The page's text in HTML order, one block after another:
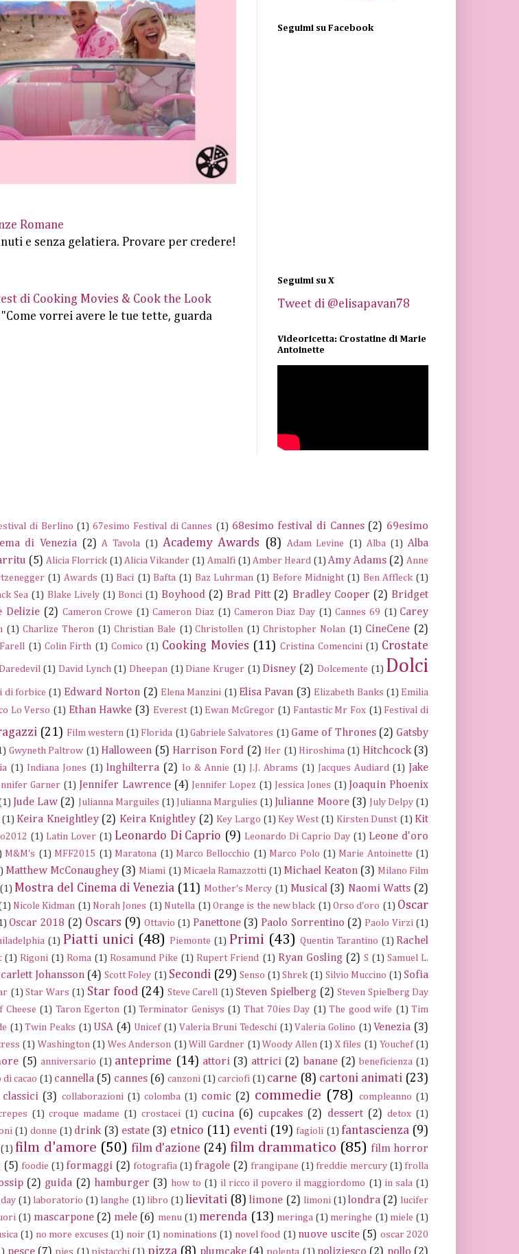
Romane
e senza gelatiera. Provare per credere!
di Cooking Movies & Cook the Look
"Come vorrei avere le tue tette, guarda
Seguimi su Facebook
Seguimi su X
Tweet di @elisapavan78
Videoricetta: Crostatine di Marie
Antoinette
di Berlino (1) 67esimo Festival di Cannes (1) 68esimo festival di Cannes (2) 69esimo
di Venezia (2) A Tavola (1) Academy Awards (8) Adam Levine (1) Alba (1) Alba
(5) Alicia Florrick (1) Alicia Vikander (1) Amalfi (1) Amber Heard (1) Amy Adams (2) Anne
(1) Awards (1) Baci (1) Bafta (1) Baz Luhrman (1) Before Midnight (1) Ben Affleck (1)
Sea (1) Blake Lively (1) Bonci (1) Boyhood (2) Brad Pitt (2) Bradley Cooper (2) Bridget
Delizie (2) Cameron Crowe (1) Cameron Diaz (1) Cameron Diaz Day (1) Cannes 69 (1) Carey
(1) Charlize Theron (1) Christian Bale (1) Christollen (1) Christopher Nolan (1) CineCene (2)
(1) Colin Firth (1) Comico (1) Cooking Movies (11) Cristina Comencini (1) Crostate
Daredevil (1) David Lynch (1) Dheepan (1) Diane Kruger (1) Disney (2) Dolcemente (1) Dolci
di forbice (1) Edward Norton (2) Elena Manzini (1) Elisa Pavan (3) Elizabeth Banks (1) Emilia
Lo Verso (1) Ethan Hawke (3) Everest (1) Ewan McGregor (1) Fantastic Mr Fox (1) Festival di
(21) Film western (1) Florida (1) Gabriele Salvatores (1) Game of Thrones (2) Gatsby
Gwyneth Paltrow (1) Halloween (5) Harrison Ford (2) Her (1) Hiroshima (1) Hitchcock (3)
(1) Indiana Jones (1) Inghilterra (2) Io & Annie (1) J.J. Abrams (1) Jacques Audiard (1) Jake
Garner (1) Jennifer Lawrence (4) Jennifer Lopez (1) Jessica Jones (1) Joaquin Phoenix
Jude Law (2) Julianna Marguiles (1) Julianna Margulies (1) Julianne Moore (3) July Delpy (1)
(1) Keira Kneightley (2) Keira Knightley (2) Key Largo (1) Key West (1) Kirsten Dunst (1) Kit
(1) Latin Lover (1) Leonardo Di Caprio (9) Leonardo Di Caprio Day (1) Leone d'oro
M&M's (1) MFF2015 (1) Maratona (1) Marco Bellocchio (1) Marco Polo (1) Marie Antoinette (1)
Matthew McConaughey (3) Miami (1) Micaela Ramazzotti (1) Michael Keaton (3) Milano Film
(1) Mostra del Cinema di Venezia (11) Mother's Mercy (1) Musical (3) Naomi Watts (2)
Nicole Kidman (1) Norah Jones (1) Nutella (1) Orange is the new black (1) Orso d'oro (1) Oscar
Oscar 2018 (2) Oscars (9) Ottavio (1) Panettone (3) Paolo Sorrentino (2) Paolo Virzì (1)
(1) Piatti unici (48) Piemonte (1) Primi (43) Quentin Tarantino (1) Rachel
(1) Rigoni (1) Roma (1) Rosamund Pike (1) Rupert Friend (1) Ryan Gosling (2) S (1) Samuel L.
Johansson (4) Scott Foley (1) Secondi (29) Senso (1) Shrek (1) Silvio Muccino (1) Sofia
(1) Star Wars (1) Star food (24) Steve Carell (1) Steven Spielberg (2) Steven Spielberg Day
Cheese (1) Taron Egerton (1) Terminator Genisys (1) That 70ies Day (1) The good wife (1) Tim
(1) Twin Peaks (1) USA (4) Unicef (1) Valeria Bruni Tedeschi (1) Valeria Golino (1) Venezia (3)
(1) Washington (1) Wes Anderson (1) Will Gardner (1) Woody Allen (1) X files (1) Youchef (1)
(5) anniversario (1) anteprime (14) attori (3) attrici (2) banane (2) beneficienza (1)
cacao (1) cannella (5) cannes (6) canzoni (1) carciofi (1) carne (8) cartoni animati (23)
classici (3) collaborazioni (1) colomba (1) comic (2) commedie (78) compleanno (1)
(1) croque madame (1) crostacei (1) cucina (6) cupcakes (2) dessert (2) detox (1)
(1) donne (1) drink (3) estate (3) etnico (11) eventi (19) fagioli (1) fantascienza (9)
(1) film d'amore (50) film d'azione (24) film drammatico (85) film horror
(5) foodie (1) formaggi (2) fotografia (1) fragole (2) frangipane (1) freddie mercury (1) frolla
(2) guida (2) hamburger (3) how to (1) il ricco il povero il maggiordomo (1) in sala (1)
(1) laboratorio (1) langhe (1) libro (1) lievitati (8) limone (2) limoni (1) londra (2) lucifer
(1) mascarpone (2) mele (6) menu (1) merenda (13) meringa (1) meringhe (1) miele (1)
(1) no more excuses (1) noir (1) nominations (1) novel food (1) nuove uscite (5) oscar 2020
pesce (7) pies (1) pistacchi (1) pizza (8) plumcake (4) polenta (1) poliziesco (2) pollo (2)